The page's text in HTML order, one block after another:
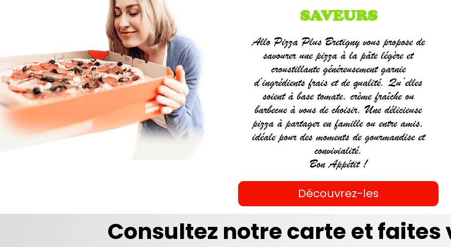
SAVEURS
Allo Pizza Plus Bretigny vous propose de
savourer une pizza à la pâte légère et
croustillante généreusement garnie
d’ingrédients frais et de qualité. Qu’elles
soient à base tomate, crème fraîche ou
barbecue à vous de choisir. Une délicieuse
pizza à partager en famille ou entre amis,
idéale pour des moments de gourmandise et
convivialité.
Bon Appétit !
Découvrez-les
Consultez notre carte et faites
Commander Commander